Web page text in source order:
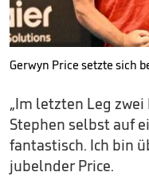
Gerwyn Price setzte sich
„Im letzten Leg
Stephen selbst auf
fantastisch. Ich bin
jubelnder Price.